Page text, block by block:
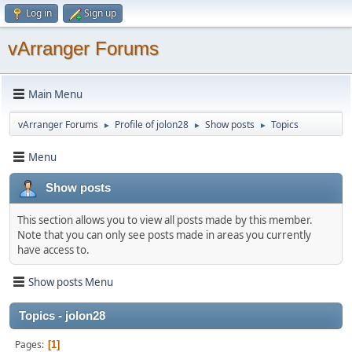
Log in Sign up
vArranger Forums
Main Menu
vArranger Forums ► Profile of jolon28 ► Show posts ► Topics
Menu
Show posts
This section allows you to view all posts made by this member.
Note that you can only see posts made in areas you currently
have access to.
Show posts Menu
Topics - jolon28
Pages 1